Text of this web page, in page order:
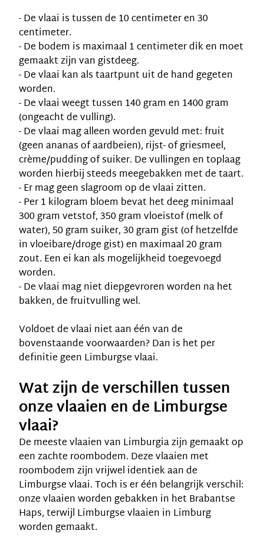
- De vlaai is tussen de 10 centimeter en 30
centimeter.
- De bodem is maximaal 1 centimeter dik en moet
gemaakt zijn van gistdeeg.
- De vlaai kan als taartpunt uit de hand gegeten
worden.
- De vlaai weegt tussen 140 gram en 1400 gram
(ongeacht de vulling).
- De vlaai mag alleen worden gevuld met: fruit
(geen ananas of aardbeien), rijst- of griesmeel,
crème/pudding of suiker. De vullingen en toplaag
worden hierbij steeds meegebakken met de taart.
- Er mag geen slagroom op de vlaai zitten.
- Per 1 kilogram bloem bevat het deeg minimaal
300 gram vetstof, 350 gram vloeistof (melk of
water), 50 gram suiker, 30 gram gist (of hetzelfde
in vloeibare/droge gist) en maximaal 20 gram
zout. Een ei kan als mogelijkheid toegevoegd
worden.
- De vlaai mag niet diepgevroren worden na het
bakken, de fruitvulling wel.
Voldoet de vlaai niet aan één van de
bovenstaande voorwaarden? Dan is het per
definitie geen Limburgse vlaai.
Wat zijn de verschillen tussen
onze vlaaien en de Limburgse
vlaai?
De meeste vlaaien van Limburgia zijn gemaakt op
een zachte roombodem. Deze vlaaien met
roombodem zijn vrijwel identiek aan de
Limburgse vlaai. Toch is er één belangrijk verschil:
onze vlaaien worden gebakken in het Brabantse
Haps, terwijl Limburgse vlaaien in Limburg
worden gemaakt.